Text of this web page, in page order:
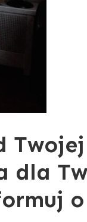
Twojej
dla
o